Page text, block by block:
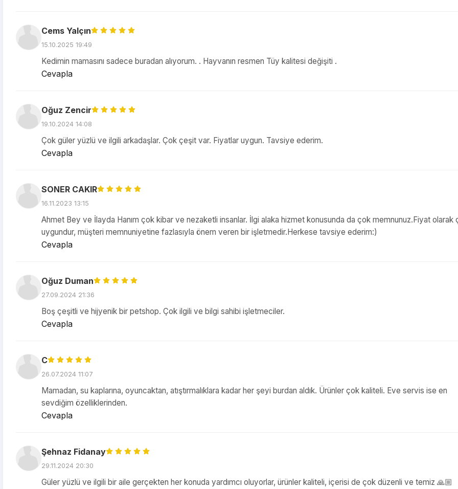
Cems Yalçın
15.10.2025 19:49
Kedimin mamasını sadece buradan alıyorum. . Hayvanın resmen Tüy kalitesi değişiti .
Cevapla
Oğuz Zencir
19.10.2024 14:08
Çok güler yüzlü ve ilgili arkadaşlar. Çok çeşit var. Fiyatlar uygun. Tavsiye ederim.
Cevapla
SONER CAKIR
16.11.2023 13:15
Ahmet Bey ve İlayda Hanım çok kibar ve nezaketli insanlar. İlgi alaka hizmet konusunda da çok memnunuz.Fiyat olarak
uygundur, müşteri memnuniyetine fazlasıyla önem veren bir işletmedir.Herkese tavsiye ederim:)
Cevapla
Oğuz Duman
27.09.2024 21:36
Boş çeşitli ve hijyenik bir petshop. Çok ilgili ve bilgi sahibi işletmeciler.
Cevapla
C
26.07.2024 11:07
Mamadan, su kaplarına, oyuncaktan, atıştırmalıklara kadar her şeyi burdan aldık. Ürünler çok kaliteli. Eve servis ise en
sevdiğim özelliklerinden.
Cevapla
Şehnaz Fidanay
29.11.2024 20:30
Güler yüzlü ve ilgili bir aile gerçekten her konuda yardımcı oluyorlar, ürünler kaliteli, içerisi de çok düzenli ve temiz 🙏🏼